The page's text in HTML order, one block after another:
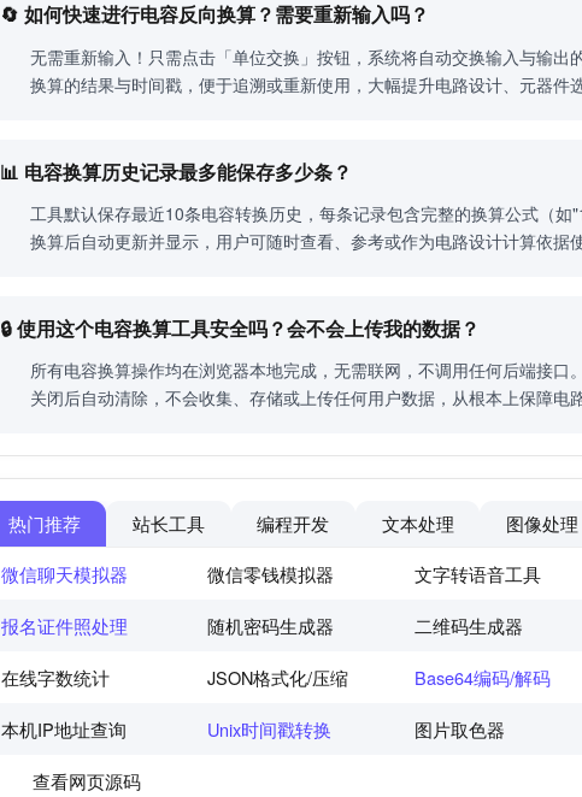
🔄 如何快速进行电容反向换算？需要重新输入吗？
无需重新输入！只需点击「单位交换」按钮，系统将自动交换输入与输
换算的结果与时间戳，便于追溯或重新使用，大幅提升电路设计、元器件
📊 电容换算历史记录最多能保存多少条？
工具默认保存最近10条电容转换历史，每条记录包含完整的换算公式（
换算后自动更新并显示，用户可随时查看、参考或作为电路设计计算依据使
🔒 使用这个电容换算工具安全吗？会不会上传我的数据？
所有电容换算操作均在浏览器本地完成，无需联网，不调用任何后端接
关闭后自动清除，不会收集、存储或上传任何用户数据，从根本上保障电
热门推荐 站长工具 编程开发 文本处理 图像处理
微信聊天模拟器
微信零钱模拟器 文字转语音工具
报名证件照处理 随机密码生成器 二维码生成器
在线字数统计 JSON格式化/压缩 Base64编码/解码
本机IP地址查询 Unix时间戳转换 图片取色器
查看网页源码